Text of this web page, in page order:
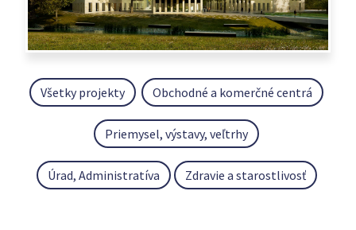
Všetky projekty Obchodné a komerčné centrá
Priemysel, výstavy, veľtrhy
Úrad, Administratíva Zdravie a starostlivosť